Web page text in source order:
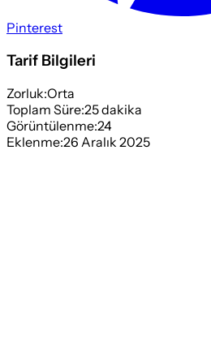
Pinterest
Tarif Bilgileri
Zorluk:Orta
Toplam Süre:25dakika
Görüntülenme:24
Eklenme:26 Aralık 2025